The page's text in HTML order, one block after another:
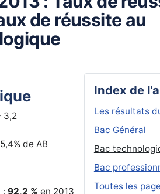
de réussite au
Index de
Les résultats
Bac Général
Bac
Bac
Toutes les
3,2
de AB
:92,2 % en 2013